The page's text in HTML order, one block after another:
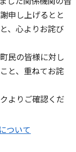
申し上げるとと
、心よりお詫び
民の皆様に対し
と、重ねてお詫
よりご確認くだ
ついて